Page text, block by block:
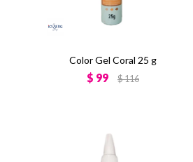
Color Gel Coral 25 g
$ 99 $116